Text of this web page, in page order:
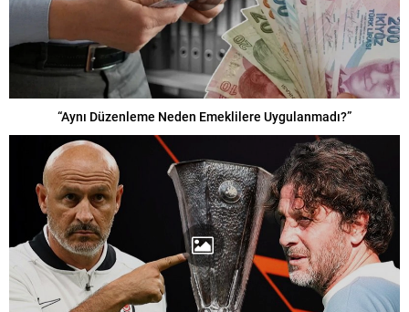
“Aynı Düzenleme Neden Emeklilere Uygulanmadı?”